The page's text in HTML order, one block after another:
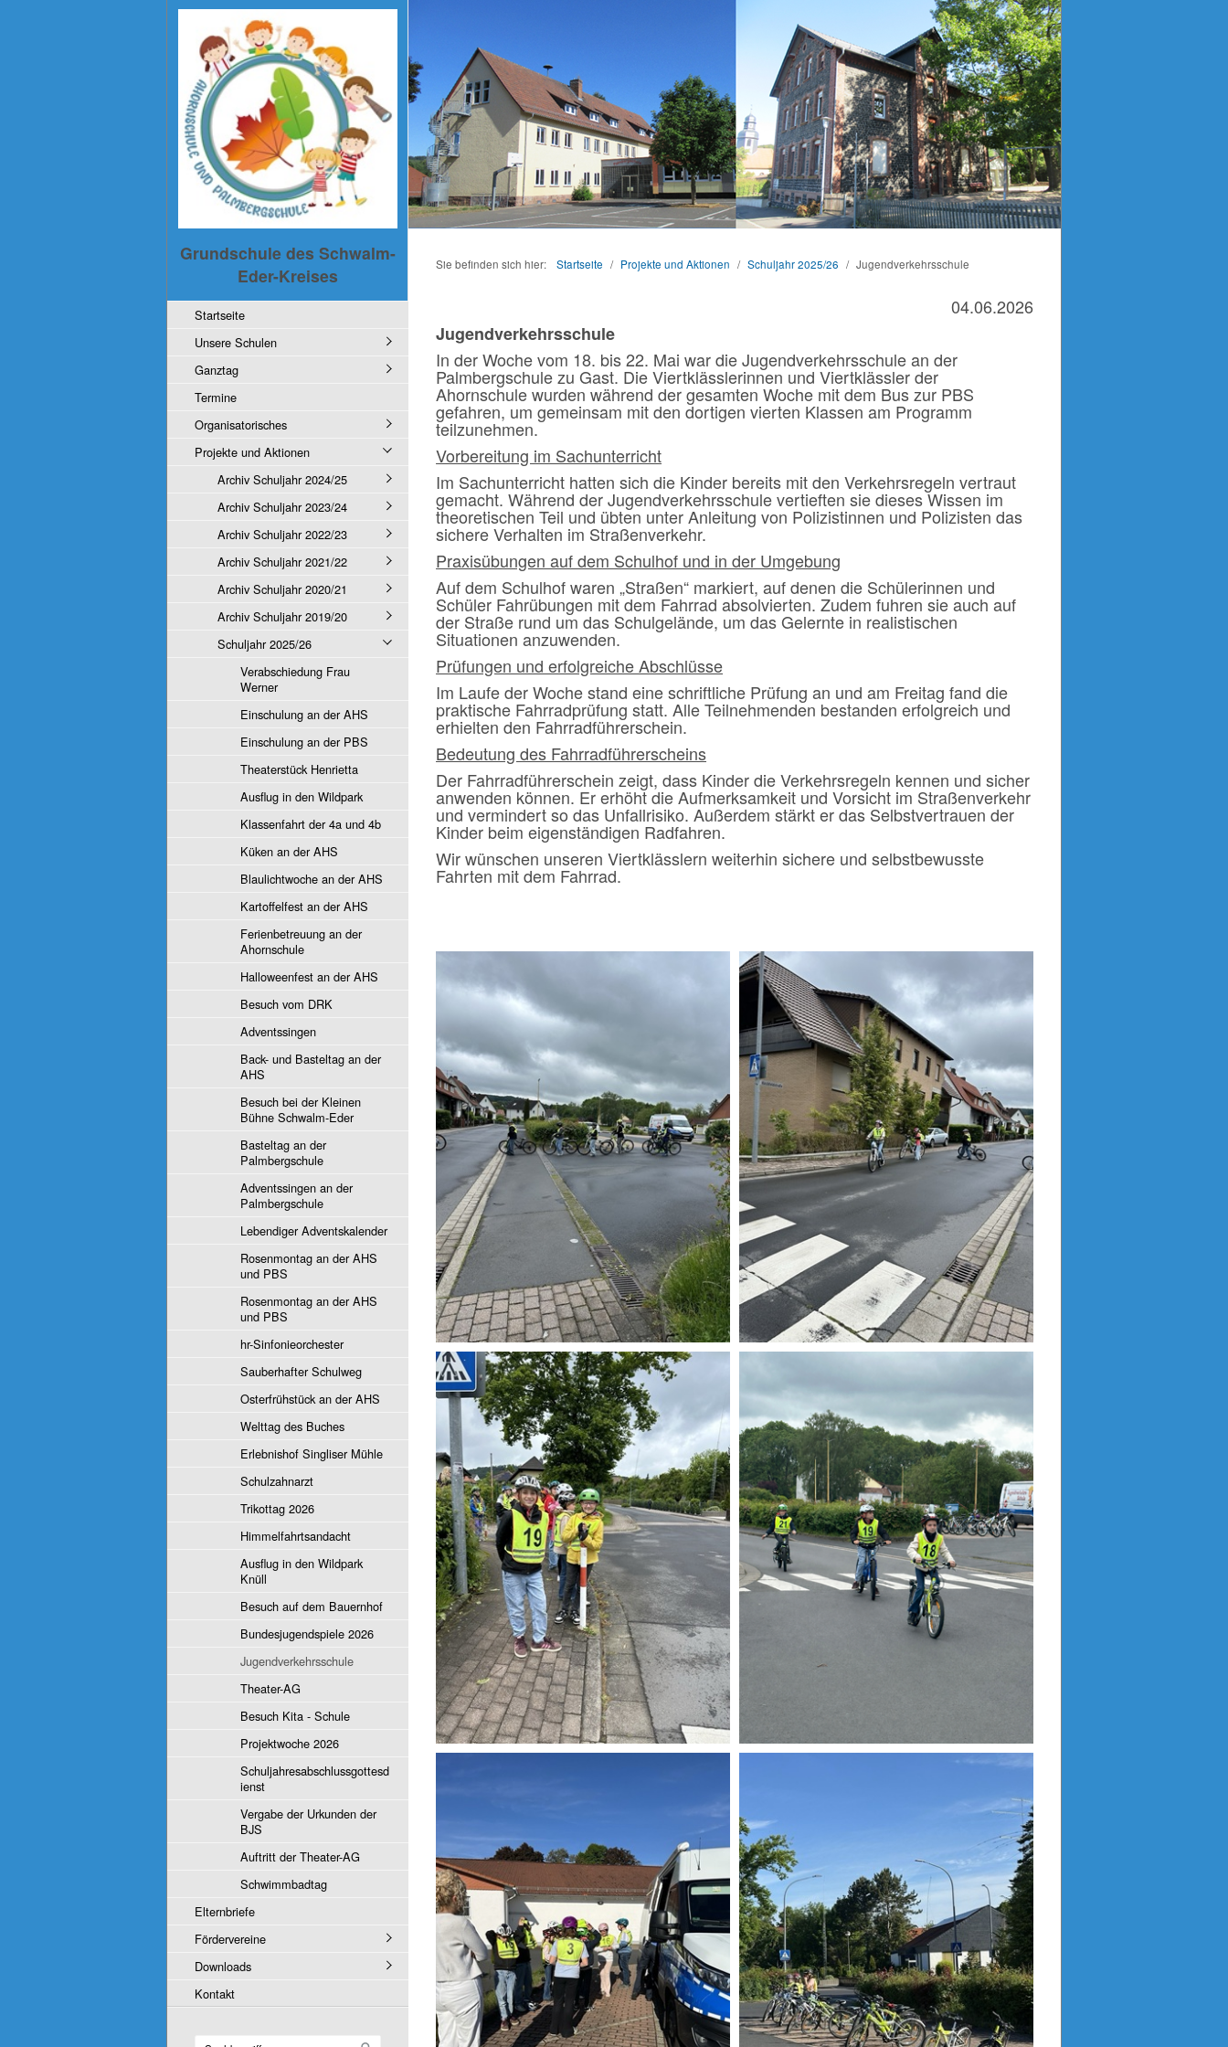
Grundschule des Schwalm-
Eder-Kreises
Startseite
Unsere Schulen
Ganztag
Termine
Organisatorisches
Projekte und Aktionen
Archiv Schuljahr 2024/25
Archiv Schuljahr 2023/24
Archiv Schuljahr 2022/23
Archiv Schuljahr 2021/22
Archiv Schuljahr 2020/21
Archiv Schuljahr 2019/20
Schuljahr 2025/26
Verabschiedung Frau
Werner
Einschulung an der AHS
Einschulung an der PBS
Theaterstück Henrietta
Ausflug in den Wildpark
Klassenfahrt der 4a und 4b
Küken an der AHS
Blaulichtwoche an der AHS
Kartoffelfest an der AHS
Ferienbetreuung an der
Ahornschule
Halloweenfest an der AHS
Besuch vom DRK
Adventssingen
Back- und Basteltag an der
AHS
Besuch bei der Kleinen
Bühne Schwalm-Eder
Basteltag an der
Palmbergschule
Adventssingen an der
Palmbergschule
Lebendiger Adventskalender
Rosenmontag an der AHS
und PBS
Rosenmontag an der AHS
und PBS
hr-Sinfonieorchester
Sauberhafter Schulweg
Osterfrühstück an der AHS
Welttag des Buches
Erlebnishof Singliser Mühle
Schulzahnarzt
Trikottag 2026
Himmelfahrtsandacht
Ausflug in den Wildpark
Knüll
Besuch auf dem Bauernhof
Bundesjugendspiele 2026
Jugendverkehrsschule
Theater-AG
Besuch Kita - Schule
Projektwoche 2026
Schuljahresabschlussgottesd
ienst
Vergabe der Urkunden der
BJS
Auftritt der Theater-AG
Schwimmbadtag
Elternbriefe
Fördervereine
Downloads
Kontakt
Sie befinden sich hier: Startseite / Projekte und Aktionen / Schuljahr 2025/26 / Jugendverkehrsschule
04.06.2026
Jugendverkehrsschule
In der Woche vom 18. bis 22. Mai war die Jugendverkehrsschule an der
Palmbergschule zu Gast. Die Viertklässlerinnen und Viertklässler der
Ahornschule wurden während der gesamten Woche mit dem Bus zur PBS
gefahren, um gemeinsam mit den dortigen vierten Klassen am Programm
teilzunehmen.
Vorbereitung im Sachunterricht
Im Sachunterricht hatten sich die Kinder bereits mit den Verkehrsregeln vertraut
gemacht. Während der Jugendverkehrsschule vertieften sie dieses Wissen im
theoretischen Teil und übten unter Anleitung von Polizistinnen und Polizisten das
sichere Verhalten im Straßenverkehr.
Praxisübungen auf dem Schulhof und in der Umgebung
Auf dem Schulhof waren „Straßen“ markiert, auf denen die Schülerinnen und
Schüler Fahrübungen mit dem Fahrrad absolvierten. Zudem fuhren sie auch auf
der Straße rund um das Schulgelände, um das Gelernte in realistischen
Situationen anzuwenden.
Prüfungen und erfolgreiche Abschlüsse
Im Laufe der Woche stand eine schriftliche Prüfung an und am Freitag fand die
praktische Fahrradprüfung statt. Alle Teilnehmenden bestanden erfolgreich und
erhielten den Fahrradführerschein.
Bedeutung des Fahrradführerscheins
Der Fahrradführerschein zeigt, dass Kinder die Verkehrsregeln kennen und sicher
anwenden können. Er erhöht die Aufmerksamkeit und Vorsicht im Straßenverkehr
und vermindert so das Unfallrisiko. Außerdem stärkt er das Selbstvertrauen der
Kinder beim eigenständigen Radfahren.
Wir wünschen unseren Viertklässlern weiterhin sichere und selbstbewusste
Fahrten mit dem Fahrrad.